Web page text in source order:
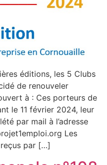
éditions, les 5 Clubs
de renouveler
à : Ces porteurs de
le 11 février 2024, leur
par mail à l’adresse
Les
par […]